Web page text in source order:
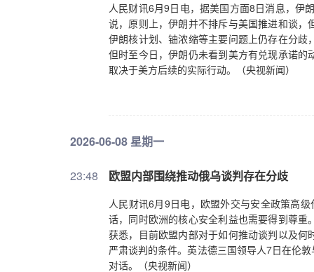
人民财讯6月9日电，据美国方面8日消息，伊
说，原则上，伊朗并不排斥与美国推进和谈
伊朗核计划、铀浓缩等主要问题上仍存在分
但时至今日，伊朗仍未看到美方有兑现承诺
取决于美方后续的实际行动。（央视新闻）
2026-06-08 星期一
23:48 欧盟内部围绕推动俄乌谈判存在分歧
人民财讯6月9日电，欧盟外交与安全政策高
话，同时欧洲的核心安全利益也需要得到尊
获悉，目前欧盟内部对于如何推动谈判以及
严肃谈判的条件。英法德三国领导人7日在伦
对话。（央视新闻）